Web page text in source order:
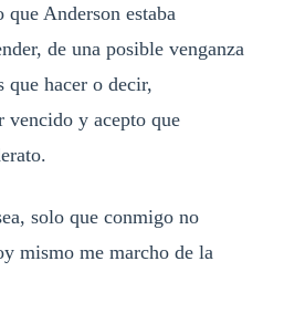
Anderson estaba
de una posible venganza
que hacer o decir,
vencido y acepto que
solo que conmigo no
mismo me marcho de la